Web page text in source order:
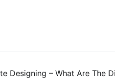
Designing – What Are The